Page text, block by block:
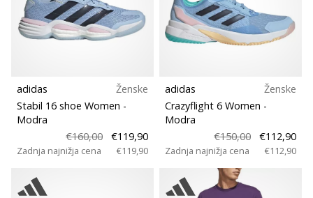
adidas
Ženske
Stabil 16 shoe Women -
Modra
€160,00
€119,90
Zadnja najnižja cena €119,90
adidas
Ženske
Crazyflight 6 Women -
Modra
€150,00
€112,90
Zadnja najnižja cena €112,90